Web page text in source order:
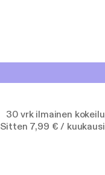
30 vrk ilmainen kokeilu
Sitten 7,99 € / kuukausi